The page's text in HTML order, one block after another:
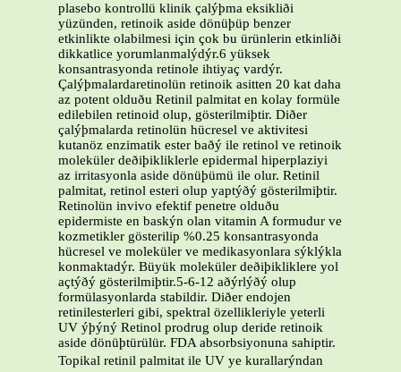
plasebo kontrollü klinik çalýþma eksikliði
yüzünden, retinoik aside dönüþüp benzer
etkinlikte olabilmesi için çok bu ürünlerin etkinliði
dikkatlice yorumlanmalýdýr.6 yüksek
konsantrasyonda retinole ihtiyaç vardýr.
Çalýþmalardaretinolün retinoik asitten 20 kat daha
az potent olduðu Retinil palmitat en kolay formüle
edilebilen retinoid olup, gösterilmiþtir. Diðer
çalýþmalarda retinolün hücresel ve aktivitesi
kutanöz enzimatik ester baðý ile retinol ve retinoik
moleküler deðiþikliklerle epidermal hiperplaziyi
az irritasyonla aside dönüþümü ile olur. Retinil
palmitat, retinol esteri olup yaptýðý gösterilmiþtir.
Retinolün invivo efektif penetre olduðu
epidermiste en baskýn olan vitamin A formudur ve
kozmetikler gösterilip %0.25 konsantrasyonda
hücresel ve moleküler ve medikasyonlara sýklýkla
konmaktadýr. Büyük moleküler deðiþikliklere yol
açtýðý gösterilmiþtir.5-6-12 aðýrlýðý olup
formülasyonlarda stabildir. Diðer endojen
retinilesterleri gibi, spektral özellikleriyle yeterli
UV ýþýný Retinol prodrug olup deride retinoik
aside dönüþtürülür. FDA absorbsiyonuna sahiptir.
Topikal retinil palmitat ile UV ye kurallarýndan